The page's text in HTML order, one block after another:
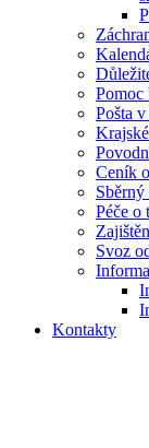
Pomoc
Pošta
Ceník
Péče o
Svoz
Kontakty